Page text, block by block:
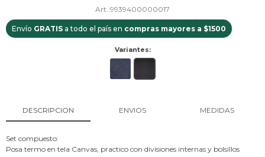
9939400000017
Envío GRATIS a todo el país en compras mayores a $1500
Variantes:
DESCRIPCION ENVIOS MEDIDAS
Set compuesto:
Posa termo en tela Canvas, practico con divisiones internas y bolsillos